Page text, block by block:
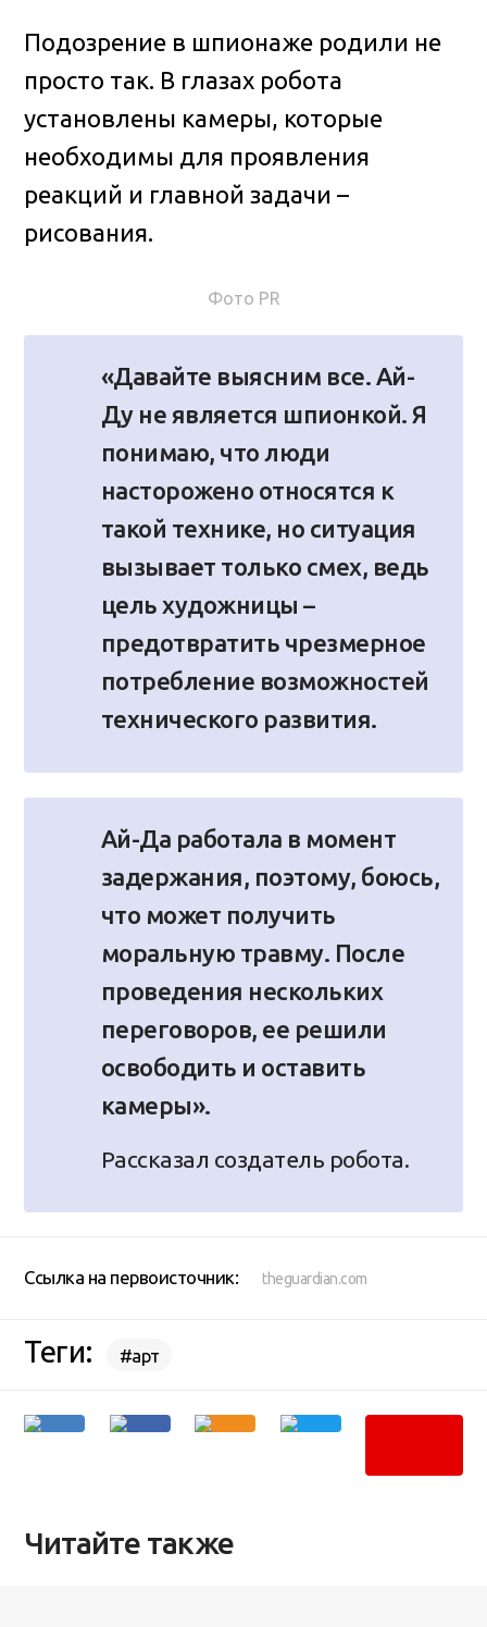
Подозрение в шпионаже родили не
просто так. В глазах робота
установлены камеры, которые
необходимы для проявления
реакций и главной задачи –
рисования.
Фото PR
«Давайте выясним все. Ай-
Ду не является шпионкой. Я
понимаю, что люди
насторожено относятся к
такой технике, но ситуация
вызывает только смех, ведь
цель художницы –
предотвратить чрезмерное
потребление возможностей
технического развития.
Ай-Да работала в момент
задержания, поэтому, боюсь,
что может получить
моральную травму. После
проведения нескольких
переговоров, ее решили
освободить и оставить
камеры».
Рассказал создатель робота.
Ссылка на первоисточник: theguardian.com
Теги: #арт
Читайте также